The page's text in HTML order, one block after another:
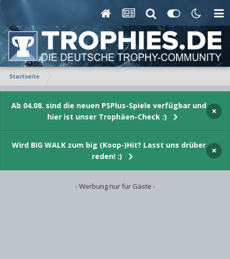
Startseite
Ab 04.08. sind die neuen PSPlus-Spiele verfügbar und
hier ist unser Trophäen-Check :)
×
Wird BIG WALK zum big (Koop-)Hit? Lasst uns drüber
reden! :)
×
- Werbung nur für Gäste -